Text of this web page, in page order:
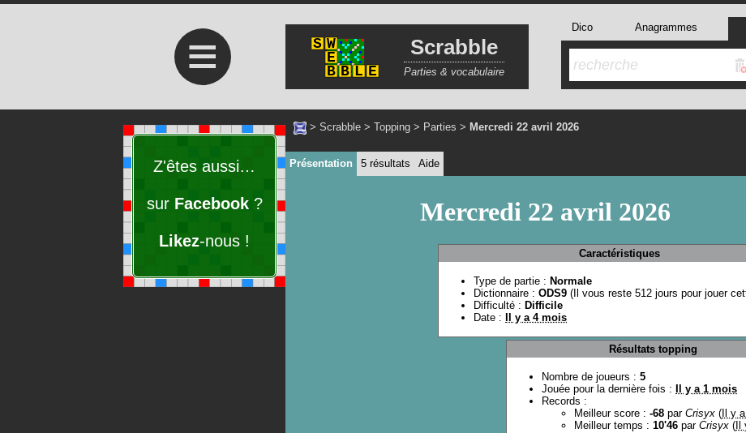
≡ Scrabble
Parties & vocabulaire
Dico Anagrammes
Z'êtes aussi…
sur Facebook?
Likez-nous !
> Scrabble > Topping > Parties > Mercredi 22 avril 2026
Présentation 5 résultats Aide
Mercredi 22 avril 2026
Caractéristiques
Type de partie : Normale
Dictionnaire : ODS9 (Il vous reste 512 jours pour jouer
Difficulté : Difficile
Date :
Il y a 4 mois
Résultats topping
Nombre de joueurs : 5
Jouée pour la dernière fois :
Il y a 1 mois
Records :
Meilleur score : -68 par Crisyx ( Il y
Meilleur temps : 10'46 par Crisyx (